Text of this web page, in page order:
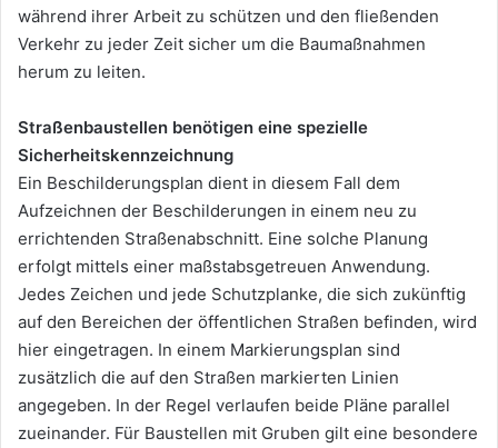
während ihrer Arbeit zu schützen und den fließenden
Verkehr zu jeder Zeit sicher um die Baumaßnahmen
herum zu leiten.
Straßenbaustellen benötigen eine spezielle
Sicherheitskennzeichnung
Ein Beschilderungsplan dient in diesem Fall dem
Aufzeichnen der Beschilderungen in einem neu zu
errichtenden Straßenabschnitt. Eine solche Planung
erfolgt mittels einer maßstabsgetreuen Anwendung.
Jedes Zeichen und jede Schutzplanke, die sich zukünftig
auf den Bereichen der öffentlichen Straßen befinden, wird
hier eingetragen. In einem Markierungsplan sind
zusätzlich die auf den Straßen markierten Linien
angegeben. In der Regel verlaufen beide Pläne parallel
zueinander. Für Baustellen mit Gruben gilt eine besondere